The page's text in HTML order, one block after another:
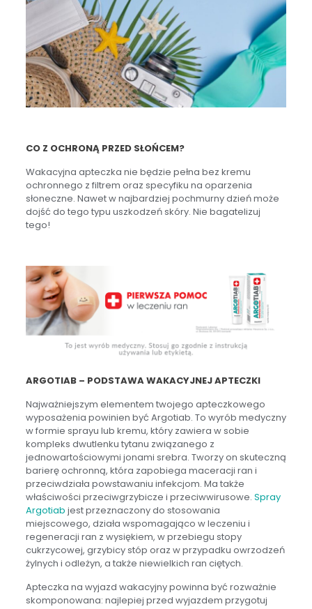
CO Z OCHRONĄ PRZED SŁOŃCEM?
Wakacyjna apteczka nie będzie pełna bez kremu
ochronnego z filtrem oraz specyfiku na oparzenia
słoneczne. Nawet w najbardziej pochmurny dzień może
dojść do tego typu uszkodzeń skóry. Nie bagatelizuj
tego!
ARGOTIAB – PODSTAWA WAKACYJNEJ APTECZKI
Najważniejszym elementem twojego apteczkowego
wyposażenia powinien być Argotiab. To wyrób medyczny
w formie sprayu lub kremu, który zawiera w sobie
kompleks dwutlenku tytanu związanego z
jednowartościowymi jonami srebra. Tworzy on skuteczną
barierę ochronną, która zapobiega maceracji ran i
przeciwdziała powstawaniu infekcjom. Ma także
właściwości przeciwgrzybicze i przeciwwirusowe. Spray
Argotiab jest przeznaczony do stosowania
miejscowego, działa wspomagająco w leczeniu i
regeneracji ran z wysiękiem, w przebiegu stopy
cukrzycowej, grzybicy stóp oraz w przypadku owrzodzeń
żylnych i odleżyn, a także niewielkich ran ciętych.
Apteczka na wyjazd wakacyjny powinna być rozważnie
skomponowana: najlepiej przed wyjazdem przygotuj